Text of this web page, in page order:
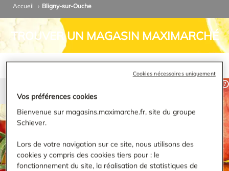
Accueil › Bligny-sur-Ouche
TROUVER UN MAGASIN MAXIMARCHÉ
RECHERCHER
Affiner ma recherche
Vos préférences cookies
Bienvenue sur magasins.maximarche.fr, site du groupe
Schiever.
Lors de votre navigation sur ce site, nous utilisons des
cookies y compris des cookies tiers pour : le
fonctionnement du site, la réalisation de statistiques de
Cookies nécessaires uniquement